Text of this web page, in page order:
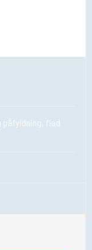
påfyldning, flad